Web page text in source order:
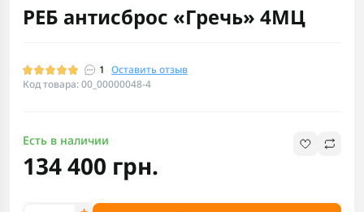
РЕБ антисброс «Гречь» 4МЦ
1 Оставить отзыв
Код товара: 00_00000048-4
Есть в наличии
134 400 грн.